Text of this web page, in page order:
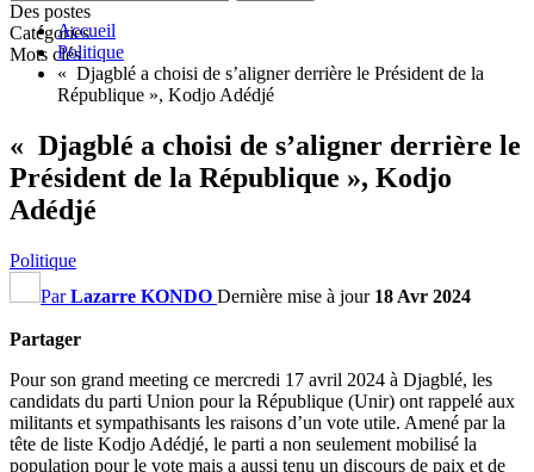
Des postes
Catégories
Mots clés
Accueil
Politique
« Djagblé a choisi de s’aligner derrière le Président de la
République », Kodjo Adédjé
« Djagblé a choisi de s’aligner derrière le
Président de la République », Kodjo
Adédjé
Politique
ParLazarre KONDO Dernière mise à jour 18 Avr 2024
Partager
Pour son grand meeting ce mercredi 17 avril 2024 à Djagblé, les
candidats du parti Union pour la République (Unir) ont rappelé aux
militants et sympathisants les raisons d’un vote utile. Amené par la
tête de liste Kodjo Adédjé, le parti a non seulement mobilisé la
population pour le vote mais a aussi tenu un discours de paix et de